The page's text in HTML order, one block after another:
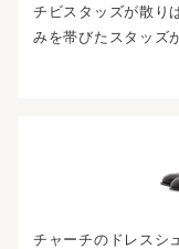
チビスタッズが散り
みを帯びたスタッズ
チャーチのドレスシ